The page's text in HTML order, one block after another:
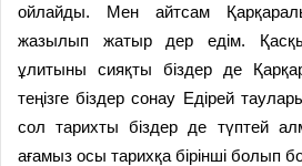
ойлайды. Мен айтсам
жазылып жатыр дер едім.
ұлитыны сияқты біздер де
теңізге біздер сонау Едірей
сол тарихты біздер де түптей
ағамыз осы тарихқа бірінші болып